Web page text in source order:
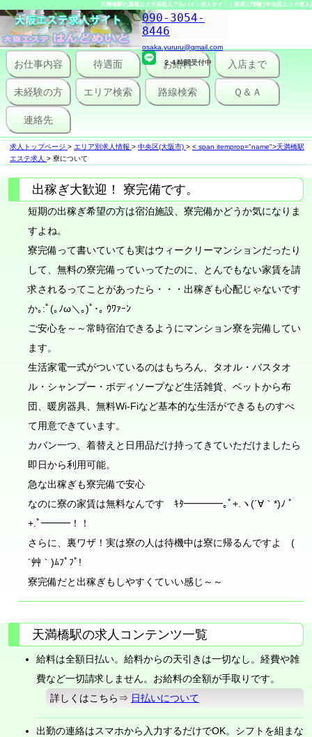
天満橋駅の風俗エステ高収入アルバイト求人サイト｜寮求人情報 [中央区エステ求人]
090-3054-
8446
osaka.yururu@gmail.com
２４時間受付中
お仕事内容 待遇面 お給料 入店まで
未経験の方 エリア検索 路線検索 Ｑ＆Ａ
連絡先
求人トップページ > エリア別求人情報 > 中央区(大阪市) > < span itemprop="name">天満橋駅
エステ求人 > 寮について
出稼ぎ大歓迎！ 寮完備です。
短期の出稼ぎ希望の方は宿泊施設、寮完備かどうか気になりま
すよね。
寮完備って書いていても実はウィークリーマンションだったり
して、無料の寮完備っていってたのに、とんでもない家賃を請
求されるってことがあったら・・・出稼ぎも心配じゃないです
か｡:ﾟ(｡ﾉω＼｡)ﾟ･｡ ｳﾜｧｰﾝ
ご安心を～～常時宿泊できるようにマンション寮を完備してい
ます。
生活家電一式がついているのはもちろん、タオル・バスタオ
ル・シャンプー・ボディソープなど生活雑貨、ベットから布
団、暖房器具、無料Wi-Fiなど基本的な生活ができるものすべ
て用意できています。
カバン一つ、着替えと日用品だけ持ってきていただけましたら
即日から利用可能。
急な出稼ぎも寮完備で安心
なのに寮の家賃は無料なんです ｷﾀ━━━━｡ﾟ+.ヽ(´∀｀*)ﾉ ﾟ
+.ﾟ━━━！！
さらに、裏ワザ！実は寮の人は待機中は寮に帰るんですよ (
´艸｀)ﾑﾌﾟﾌﾟ!
寮完備だと出稼ぎもしやすくていい感じ～～
天満橋駅の求人コンテンツ一覧
給料は全額日払い。給料からの天引きは一切なし。経費や雑
費など一切請求しません。お給料の全額が手取りです。
詳しくはこちら⇒ 日払いについて
出勤の連絡はスマホから入力するだけでOK。シフトを組まな